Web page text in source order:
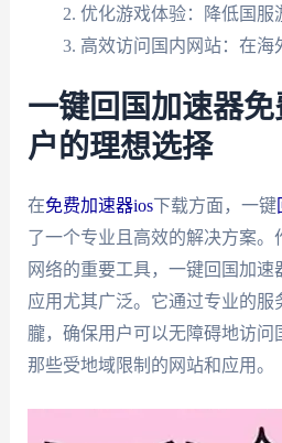
优化游戏体验：降低国服
高效访问国内网站：在海
一键回国加速器免
户的理想选择
在免费加速器ios下载方面，一键
了一个专业且高效的解决方案。
网络的重要工具，一键回国加速
应用尤其广泛。它通过专业的服
朧，确保用户可以无障碍地访问
那些受地域限制的网站和应用。